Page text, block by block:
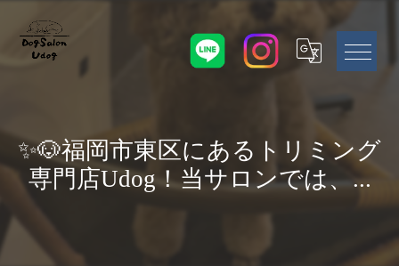
✨🐶福岡市東区にあるトリミング
専門店Udog！当サロンでは、...